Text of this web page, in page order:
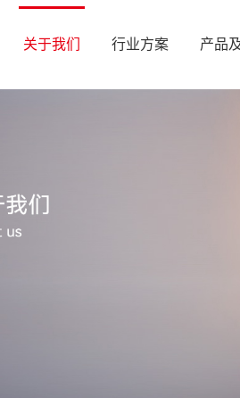
关于我们 行业方案 产品